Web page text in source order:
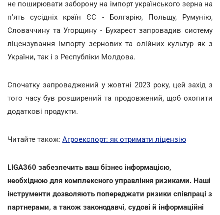
не поширювати заборону на імпорт українського зерна на
п'ять сусідніх країн ЄС - Болгарію, Польщу, Румунію,
Словаччину та Угорщину - Бухарест запровадив систему
ліцензування імпорту зернових та олійних культур як з
України, так і з Республіки Молдова.
Спочатку запроваджений у жовтні 2023 року, цей захід з
того часу був розширений та продовжений, щоб охопити
додаткові продукти.
Читайте також: Агроекспорт: як отримати ліцензію
LIGA360 забезпечить ваш бізнес інформацією,
необхідною для комплексного управління ризиками. Наші
інструменти дозволяють попереджати ризики співпраці з
партнерами, а також законодавчі, судові й інформаційні